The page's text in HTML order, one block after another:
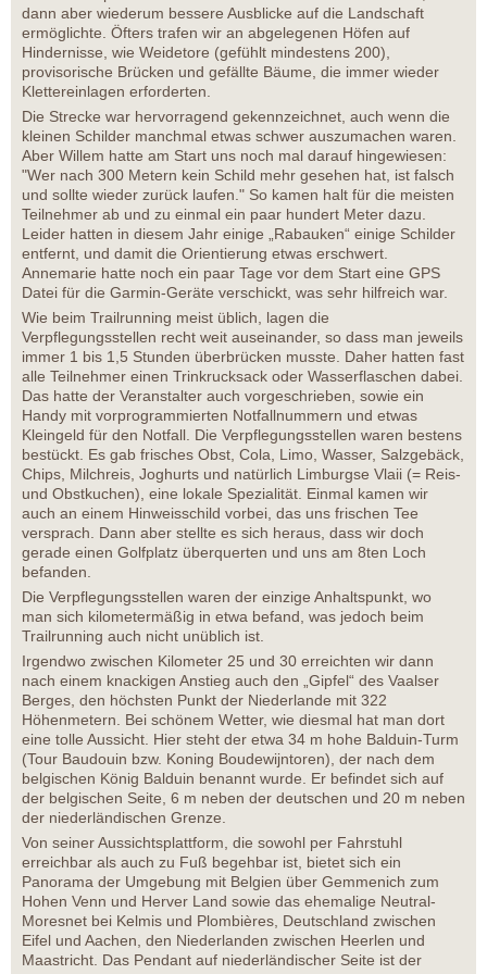
dann aber wiederum bessere Ausblicke auf die Landschaft
ermöglichte. Öfters trafen wir an abgelegenen Höfen auf
Hindernisse, wie Weidetore (gefühlt mindestens 200),
provisorische Brücken und gefällte Bäume, die immer wieder
Klettereinlagen erforderten.
Die Strecke war hervorragend gekennzeichnet, auch wenn die
kleinen Schilder manchmal etwas schwer auszumachen waren.
Aber Willem hatte am Start uns noch mal darauf hingewiesen:
"Wer nach 300 Metern kein Schild mehr gesehen hat, ist falsch
und sollte wieder zurück laufen." So kamen halt für die meisten
Teilnehmer ab und zu einmal ein paar hundert Meter dazu.
Leider hatten in diesem Jahr einige „Rabauken“ einige Schilder
entfernt, und damit die Orientierung etwas erschwert.
Annemarie hatte noch ein paar Tage vor dem Start eine GPS
Datei für die Garmin-Geräte verschickt, was sehr hilfreich war.
Wie beim Trailrunning meist üblich, lagen die
Verpflegungsstellen recht weit auseinander, so dass man jeweils
immer 1 bis 1,5 Stunden überbrücken musste. Daher hatten fast
alle Teilnehmer einen Trinkrucksack oder Wasserflaschen dabei.
Das hatte der Veranstalter auch vorgeschrieben, sowie ein
Handy mit vorprogrammierten Notfallnummern und etwas
Kleingeld für den Notfall. Die Verpflegungsstellen waren bestens
bestückt. Es gab frisches Obst, Cola, Limo, Wasser, Salzgebäck,
Chips, Milchreis, Joghurts und natürlich Limburgse Vlaii (= Reis-
und Obstkuchen), eine lokale Spezialität. Einmal kamen wir
auch an einem Hinweisschild vorbei, das uns frischen Tee
versprach. Dann aber stellte es sich heraus, dass wir doch
gerade einen Golfplatz überquerten und uns am 8ten Loch
befanden.
Die Verpflegungsstellen waren der einzige Anhaltspunkt, wo
man sich kilometermäßig in etwa befand, was jedoch beim
Trailrunning auch nicht unüblich ist.
Irgendwo zwischen Kilometer 25 und 30 erreichten wir dann
nach einem knackigen Anstieg auch den „Gipfel“ des Vaalser
Berges, den höchsten Punkt der Niederlande mit 322
Höhenmetern. Bei schönem Wetter, wie diesmal hat man dort
eine tolle Aussicht. Hier steht der etwa 34 m hohe Balduin-Turm
(Tour Baudouin bzw. Koning Boudewijntoren), der nach dem
belgischen König Balduin benannt wurde. Er befindet sich auf
der belgischen Seite, 6 m neben der deutschen und 20 m neben
der niederländischen Grenze.
Von seiner Aussichtsplattform, die sowohl per Fahrstuhl
erreichbar als auch zu Fuß begehbar ist, bietet sich ein
Panorama der Umgebung mit Belgien über Gemmenich zum
Hohen Venn und Herver Land sowie das ehemalige Neutral-
Moresnet bei Kelmis und Plombières, Deutschland zwischen
Eifel und Aachen, den Niederlanden zwischen Heerlen und
Maastricht. Das Pendant auf niederländischer Seite ist der